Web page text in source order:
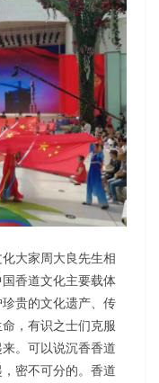
大家周大良先生相
香道文化主要载体
贵的文化遗产、传
，有识之士们克服
。可以说沉香香道
密不可分的。香道